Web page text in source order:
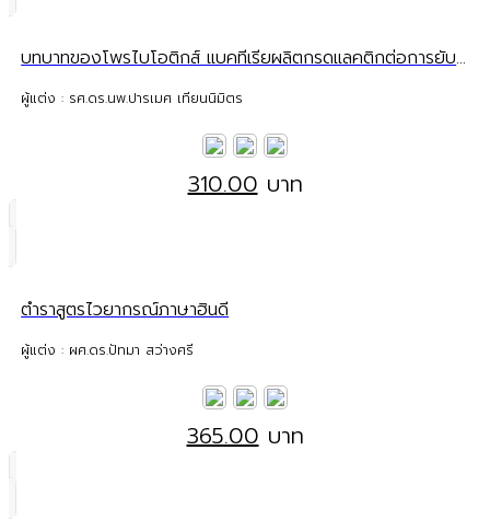
บทบาทของโพรไบโอติกส์ แบคทีเรียผลิตกรดแลคติกต่อการยับยั้งเชื้อก่อโรคในระบบทางเดินอาหารและทางเดินปัสสาวะ
ผู้แต่ง : รศ.ดร.นพ.ปารเมศ เทียนนิมิตร
310.00บาท
ตำราสูตรไวยากรณ์ภาษาฮินดี
ผู้แต่ง : ผศ.ดร.ปัทมา สว่างศรี
365.00 บาท